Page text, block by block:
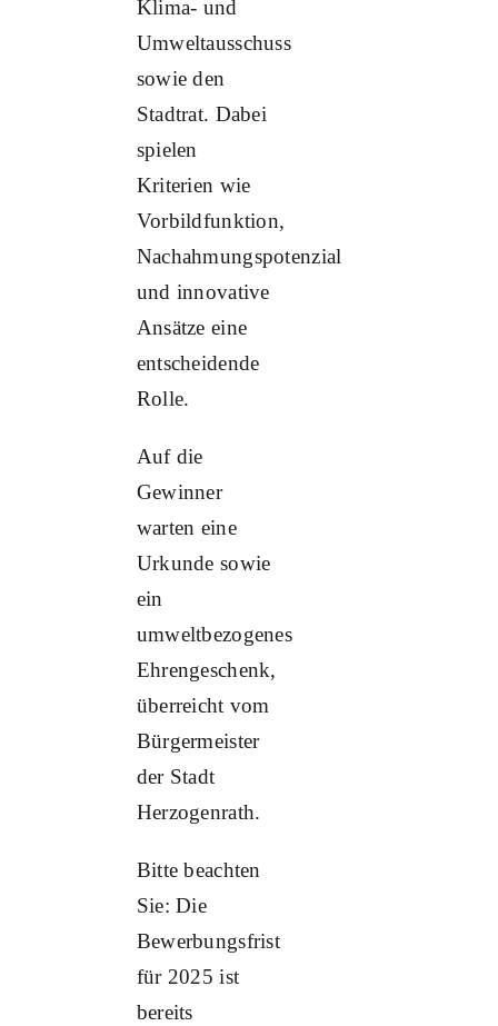
Klima- und
Umweltausschuss
sowie den
Stadtrat. Dabei
spielen
Kriterien wie
Vorbildfunktion,
Nachahmungspotenzial
und innovative
Ansätze eine
entscheidende
Rolle.
Auf die
Gewinner
warten eine
Urkunde sowie
ein
umweltbezogenes
Ehrengeschenk,
überreicht vom
Bürgermeister
der Stadt
Herzogenrath.
Bitte beachten
Sie: Die
Bewerbungsfrist
für 2025 ist
bereits